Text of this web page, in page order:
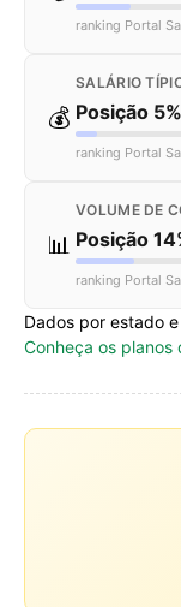
ranking Portal
💰
SALÁRIO
Posição 5%
ranking Portal
📊
VOLUME DE
Posição
ranking Portal
Dados por estado
Conheça os planos